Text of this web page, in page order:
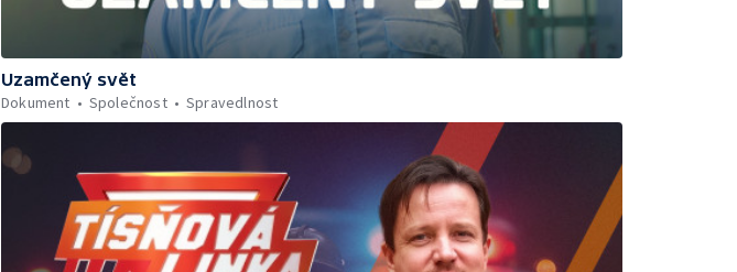
Uzamčený svět
Dokument
Společnost Spravedlnost